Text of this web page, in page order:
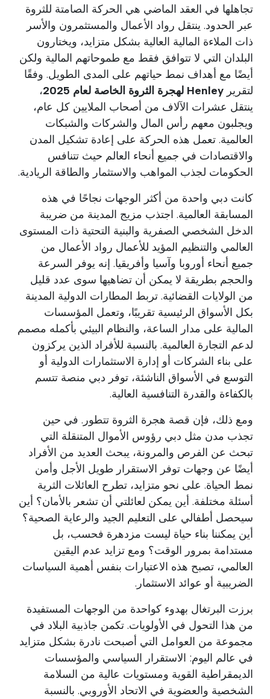
تجاهلها في العقد الماضي هي الحركة الصامتة للثروة
عبر الحدود. ينتقل رواد الأعمال والمستثمرون والأسر
ذات الملاءة المالية العالية بشكل متزايد، ويختارون
البلدان التي لا تتوافق فقط مع طموحاتهم المالية ولكن
أيضًا مع أهداف نمط حياتهم على المدى الطويل. وفقًا
لتقرير Henley لهجرة الثروة الخاصة لعام 2025
،
ينتقل عشرات الآلاف من أصحاب الملايين كل عام،
ويجلبون معهم رأس المال والشركات والشبكات
العالمية. تعمل هذه الحركة على إعادة تشكيل المدن
والاقتصادات في جميع أنحاء العالم حيث تتنافس
الحكومات لجذب المواهب والاستثمار والطاقة الريادية.
كانت دبي واحدة من أكثر الوجهات نجاحًا في هذه
المسابقة العالمية. اجتذب مزيج المدينة من ضريبة
الدخل الشخصي الصفرية والبنية التحتية ذات المستوى
العالمي والتنظيم المؤيد للأعمال رواد الأعمال من
جميع أنحاء أوروبا وآسيا وأفريقيا. إنه يوفر السرعة
والحجم بطريقة لا يمكن أن تضاهيها سوى عدد قليل
من الولايات القضائية. تربط المطارات الدولية المدينة
بكل الأسواق الرئيسية تقريبًا، وتعمل المؤسسات
المالية على مدار الساعة، والنظام البيئي بأكمله مصمم
لدعم التجارة العالمية. بالنسبة للأفراد الذين يركزون
على بناء الشركات أو إدارة الاستثمارات الدولية أو
التوسع في الأسواق الناشئة، توفر دبي منصة تتسم
بالكفاءة والقدرة التنافسية العالية.
ومع ذلك، فإن قصة هجرة الثروة تتطور. في حين
تجذب مدن مثل دبي رؤوس الأموال المتنقلة التي
تبحث عن الفرص والمرونة، يبحث العديد من الأفراد
أيضًا عن وجهات توفر الاستقرار طويل الأجل وأمن
نمط الحياة. على نحو متزايد، تطرح العائلات الثرية
أسئلة مختلفة. أين يمكن لعائلتي أن تشعر بالأمان؟ أين
سيحصل أطفالي على التعليم الجيد والرعاية الصحية؟
أين يمكننا بناء حياة ليست مزدهرة فحسب، بل
مستدامة بمرور الوقت؟ ومع تزايد عدم اليقين
العالمي، تصبح هذه الاعتبارات بنفس أهمية السياسات
الضريبية أو عوائد الاستثمار.
برزت البرتغال بهدوء كواحدة من الوجهات المستفيدة
من هذا التحول في الأولويات. تكمن جاذبية البلاد في
مجموعة من العوامل التي أصبحت نادرة بشكل متزايد
في عالم اليوم: الاستقرار السياسي والمؤسسات
الديمقراطية القوية ومستويات عالية من السلامة
الشخصية والعضوية في الاتحاد الأوروبي. بالنسبة